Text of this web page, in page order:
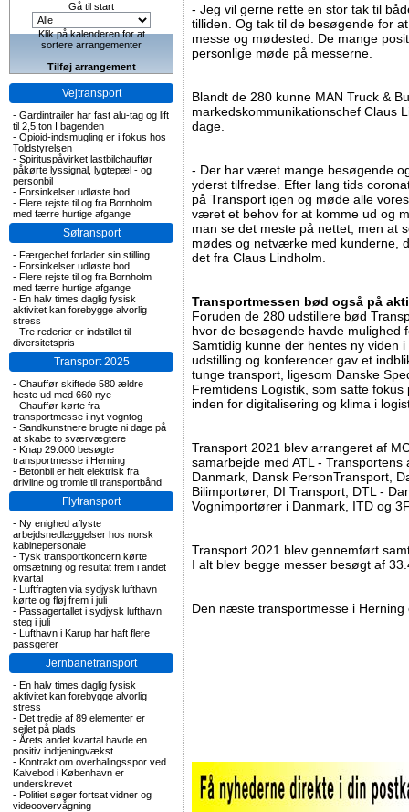
Gå til start
Klik på kalenderen for at
sortere arrangementer
Tilføj arrangement
Vejtransport
- Gardintrailer har fast alu-tag og lift
til 2,5 ton I bagenden
- Opioid-indsmugling er i fokus hos
Toldstyrelsen
- Spirituspåvirket lastbilchauffør
påkørte lyssignal, lygtepæl - og
personbil
- Forsinkelser udløste bod
- Flere rejste til og fra Bornholm
med færre hurtige afgange
Søtransport
- Færgechef forlader sin stilling
- Forsinkelser udløste bod
- Flere rejste til og fra Bornholm
med færre hurtige afgange
- En halv times daglig fysisk
aktivitet kan forebygge alvorlig
stress
- Tre rederier er indstillet til
diversitetspris
Transport 2025
- Chauffør skiftede 580 ældre
heste ud med 660 nye
- Chauffør kørte fra
transportmesse i nyt vogntog
- Sandkunstnere brugte ni dage på
at skabe to sværvægtere
- Knap 29.000 besøgte
transportmesse i Herning
- Betonbil er helt elektrisk fra
drivline og tromle til transportbånd
Flytransport
- Ny enighed aflyste
arbejdsnedlæggelser hos norsk
kabinepersonale
- Tysk transportkoncern kørte
omsætning og resultat frem i andet
kvartal
- Luftfragten via sydjysk lufthavn
kørte og fløj frem i juli
- Passagertallet i sydjysk lufthavn
steg i juli
- Lufthavn i Karup har haft flere
passgerer
Jernbanetransport
- En halv times daglig fysisk
aktivitet kan forebygge alvorlig
stress
- Det tredie af 89 elementer er
sejlet på plads
- Årets andet kvartal havde en
positiv indtjeningvækst
- Kontrakt om overhalingsspor ved
Kalvebod i København er
underskrevet
- Politiet søger fortsat vidner og
videoovervågning
- Jeg vil gerne rette en stor tak til
tilliden. Og tak til de besøgende for
messe og mødested. De mange
personlige møde på messerne.
Blandt de 280 kunne MAN Truck &
markedskommunikationschef Claus
dage.
- Der har været mange besøgende
yderst tilfredse. Efter lang tids
på Transport igen og møde alle
været et behov for at komme ud og
man se det meste på nettet, men at
mødes og netværke med kunderne,
det fra Claus Lindholm.
Transportmessen bød også på
Foruden de 280 udstillere bød
hvor de besøgende havde mulighed
Samtidig kunne der hentes ny viden
udstilling og konferencer gav et
tunge transport, ligesom Danske
Fremtidens Logistik, som satte
inden for digitalisering og klima i
Transport 2021 blev arrangeret af
samarbejde med ATL -
Danmark, Dansk PersonTransport,
Bilimportører, DI Transport, DTL -
Vognimportører i Danmark, ITD og
Transport 2021 blev gennemført
I alt blev begge messer besøgt af
Den næste transportmesse i